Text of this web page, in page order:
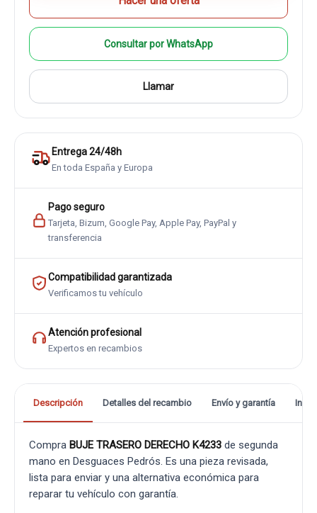
Consultar por WhatsApp
Llamar
Entrega 24/48h
En toda España y Europa
Pago seguro
Tarjeta, Bizum, Google Pay, Apple Pay, PayPal y
transferencia
Compatibilidad garantizada
Verificamos tu vehículo
Atención profesional
Expertos en recambios
Descripción Detalles del recambio Envío y garantía
Compra BUJE TRASERO DERECHO K4233 de segunda
mano en Desguaces Pedrós. Es una pieza revisada,
lista para enviar y una alternativa económica para
reparar tu vehículo con garantía.